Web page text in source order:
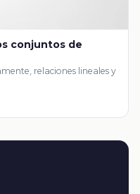
conjuntos de
relaciones lineales y